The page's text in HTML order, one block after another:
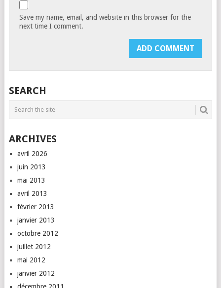
Save my name, email, and website in this browser for the
next time I comment.
SEARCH
ARCHIVES
avril 2026
juin 2013
mai 2013
avril 2013
février 2013
janvier 2013
octobre 2012
juillet 2012
mai 2012
janvier 2012